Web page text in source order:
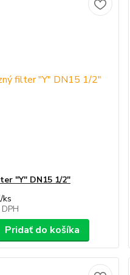
"Y" DN15 1/2"
/ks
Pridať do košíka